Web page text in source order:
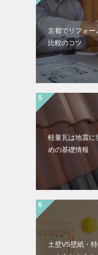
京都でリフォー
比較のコツ
軽量瓦は地震に
めの基礎情報
土壁VS壁紙・